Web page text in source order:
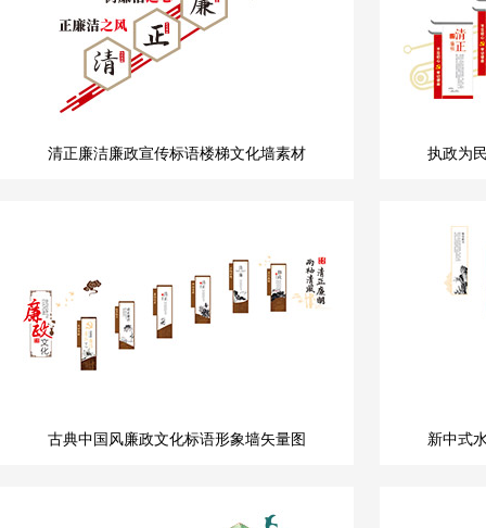
清正廉洁廉政宣传标语楼梯文化墙素材 执政为
古典中国风廉政文化标语形象墙矢量图 新中式